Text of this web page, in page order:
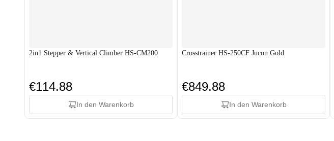
2in1 Stepper & Vertical Climber HS-CM200
€114.88
In den Warenkorb
Crosstrainer HS-250CF Jucon Gold
€849.88
In den Warenkorb